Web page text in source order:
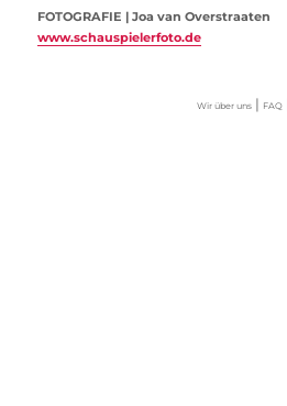
FOTOGRAFIE | Joa van Overstraaten
www.schauspielerfoto.de
Wir über uns| FAQ